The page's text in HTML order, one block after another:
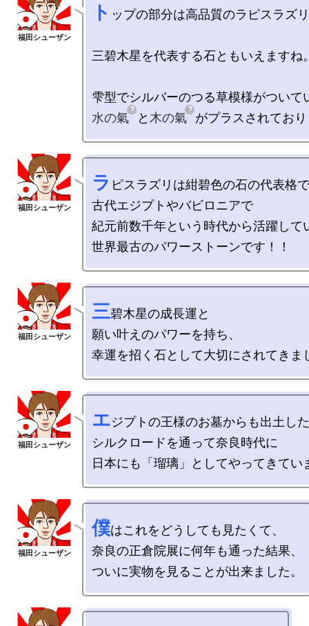
ト ップの部分は高品質のラピスラズ
三碧木星を代表する石ともいえますね
水の氣 と 木の氣
ラ ピスラズリは紺碧色の石の代表格
古代エジプトやバビロニアで
紀元前数千年という時代から活躍して
三碧木星の成長運と
願い叶えのパワーを持ち、
エジプトの王様のお墓からも出土し
シルクロードを通って奈良時代に
僕はこれをどうしても見たくて、
奈良の正倉院展に何年も通った結果、